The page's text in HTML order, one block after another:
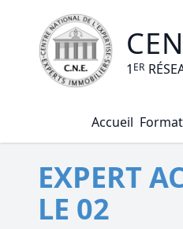
1 ER
Accueil
EXPERT
LE 02